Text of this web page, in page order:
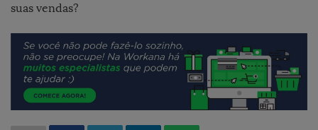
suas vendas?